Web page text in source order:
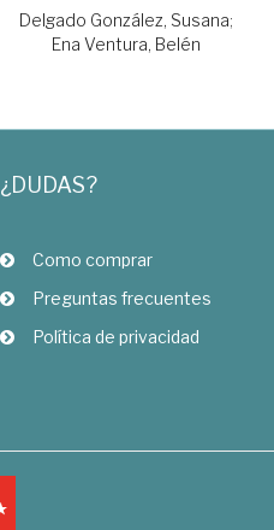
Delgado González, Susana;
Ena Ventura, Belén
¿DUDAS?
Como comprar
Preguntas frecuentes
Política de privacidad